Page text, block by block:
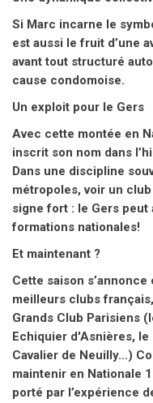
Si Marc incarne le
est aussi le fruit d’une
avant tout structuré
cause condomoise.
Un exploit pour le Gers
Avec cette montée en
inscrit son nom dans
Dans une discipline
métropoles, voir un
signe fort : le Gers
formations nationales!
Et maintenant ?
Cette saison
meilleurs clubs
Grands Club Parisiens
Echiquier d'Asnières,
Cavalier de Neuilly...)
maintenir en Nationale
porté par l’expérience